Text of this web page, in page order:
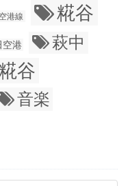
空港線 糀谷
空港 萩中
谷
音楽